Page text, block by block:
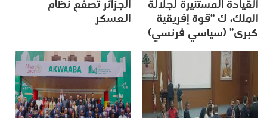
القيادة المستنيرة لجلالة
الملك، ك “قوة إفريقية
كبرى” (سياسي فرنسي)
الجزائر تصفع نظام
العسكر